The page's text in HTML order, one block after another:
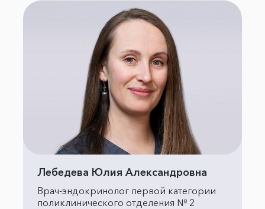
Лебедева Юлия Александровна
Врач-эндокринолог первой категории
поликлинического отделения № 2